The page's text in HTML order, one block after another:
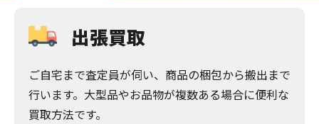
出張買取
ご自宅まで査定員が伺い、商品の梱包から搬出まで
行います。大型品やお品物が複数ある場合に便利な
買取方法です。